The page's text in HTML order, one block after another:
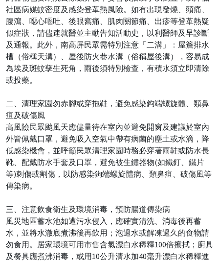
社區病媒蚊密度及感染登革熱風險。如有出現發燒、頭痛、
腹瀉、噁心嘔吐、後眼窩痛、肌肉關節痛、出疹等登革熱疑
似症狀，請儘速就醫並主動告知活動史，以利醫師及早診斷
及通報。此外，南高屏民眾需特別注意「二溝」：屋簷排水
槽（俗稱天溝）、屋後防火巷水溝（俗稱屋後溝），容易成
為埃及斑蚊孳生死角，雨後須特別檢查，有積水須立即清除
或投藥。
二、清理家園勿赤腳或穿拖鞋，避免感染鉤端螺旋體、類鼻
疽及破傷風
高風險民眾颱風天應儘量待在室內並避免開窗及建議於室內
外皆佩戴口罩，避免吸入空氣中帶有病菌的塵土或水滴，降
低感染機會，並呼籲民眾清理家園時務必穿著雨鞋或防水長
靴、配戴防水手套及口罩，避免被生鏽器物(如鐵釘、鐵片
等)刺傷或割傷，以防感染鉤端螺旋體病、類鼻疽、破傷風等
傳染病。
三、注意飲食衛生及環境消毒，預防腸道傳染病
風災地區蓄水池如遭污水侵入，應確實清洗、消毒後再蓄
水，並將水澈底煮沸後再飲用；泡過水或解凍過久的食物請
勿食用。居家環境可用市售含氯漂白水稀釋100倍擦拭；廚具
及餐具應煮沸消毒，或用10公升清水加40毫升漂白水稀釋進